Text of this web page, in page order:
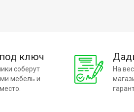
ключ
соберут
мебель и
На